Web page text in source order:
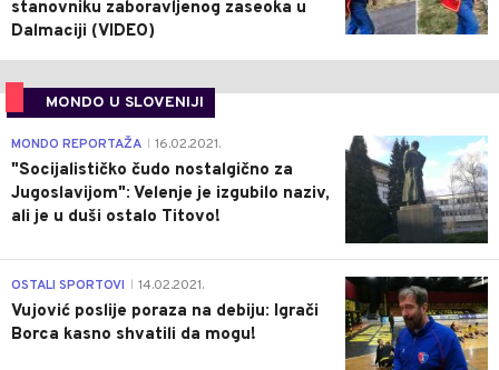
stanovniku zaboravljenog zaseoka u
Dalmaciji (VIDEO)
MONDO U SLOVENIJI
4
MONDO REPORTAŽA 16.02.2021.
"Socijalističko čudo nostalgično za
Jugoslavijom": Velenje je izgubilo naziv,
ali je u duši ostalo Titovo!
1
OSTALI SPORTOVI 14.02.2021.
Vujović poslije poraza na debiju: Igrači
Borca kasno shvatili da mogu!